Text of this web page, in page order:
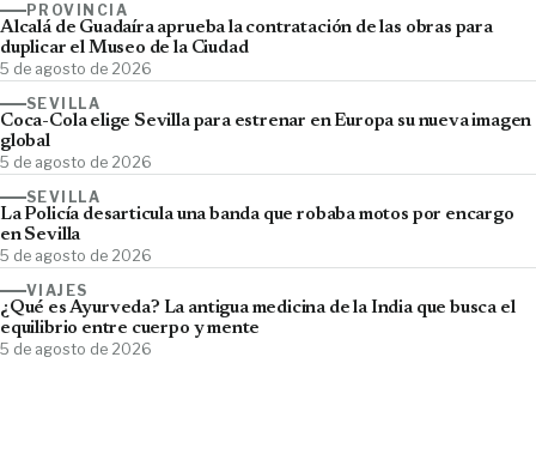
PROVINCIA
Alcalá de Guadaíra aprueba la contratación de las obras para
duplicar el Museo de la Ciudad
5 de agosto de 2026
SEVILLA
Coca-Cola elige Sevilla para estrenar en Europa su nueva imagen
global
5 de agosto de 2026
SEVILLA
La Policía desarticula una banda que robaba motos por encargo
en Sevilla
5 de agosto de 2026
VIAJES
¿Qué es Ayurveda? La antigua medicina de la India que busca el
equilibrio entre cuerpo y mente
5 de agosto de 2026